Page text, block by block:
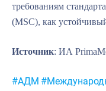
требованиям
(MSC), как
Источник: ИА
Метки:
#АДМ